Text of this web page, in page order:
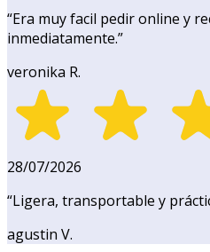
“Era muy facil pedir online y
inmediatamente.”
veronika R.
28/07/2026
“Ligera, transportable y
agustin V.